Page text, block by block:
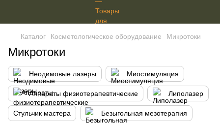
Каталог Косметологическое оборудование Микротоки
Микротоки
Неодимовые лазеры Миостимуляция
Аппараты физиотерапевтические Липолазер
Стульчик мастера Безыгольная мезотерапия